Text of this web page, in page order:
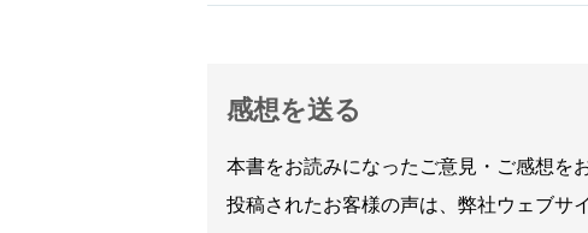
感想を送る
本書をお読みになったご意見・ご感想を
投稿されたお客様の声は、弊社ウェブサ